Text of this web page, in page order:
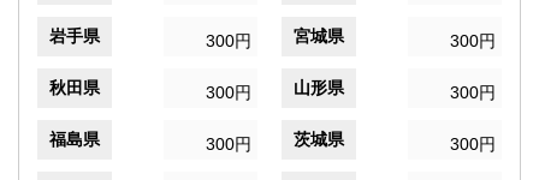
岩手県 300円 宮城県 300円
秋田県 300円 山形県 300円
福島県 300円 茨城県 300円